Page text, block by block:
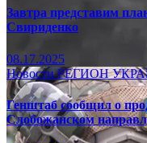
Завтра представим
Свириденко
08.17.2025
НовостиРЕГИОН
Генштаб сообщил о
Слобожанском